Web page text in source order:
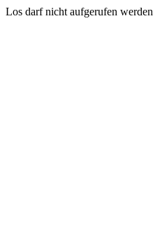
Los darf nicht aufgerufen werden